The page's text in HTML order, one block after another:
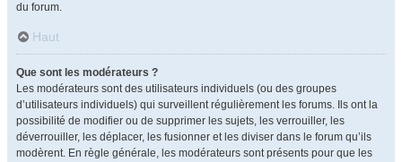
du forum.
Haut
Que sont les modérateurs ?
Les modérateurs sont des utilisateurs individuels (ou des groupes
d’utilisateurs individuels) qui surveillent régulièrement les forums. Ils ont la
possibilité de modifier ou de supprimer les sujets, les verrouiller, les
déverrouiller, les déplacer, les fusionner et les diviser dans le forum qu’ils
modèrent. En règle générale, les modérateurs sont présents pour que les